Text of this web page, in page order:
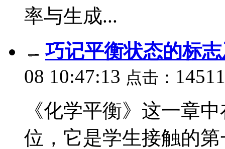
率与生成...
巧记平衡状态的标
08 10:47:13 点击：
《化学平衡》这一章
位，它是学生接触的